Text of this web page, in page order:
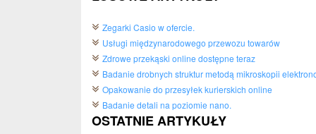
Zegarki Casio w ofercie.
Usługi międzynarodowego przewozu towarów
Zdrowe przekąski online dostępne teraz
Badanie drobnych struktur metodą mikroskopii
Opakowanie do przesyłek kurierskich online
Badanie detali na poziomie nano.
OSTATNIE ARTYKUŁY